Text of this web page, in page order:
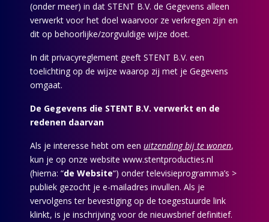
(onder meer) in dat STENT B.V. de Gegevens alleen
verwerkt voor het doel waarvoor ze verkregen zijn en
dit op behoorlijke/zorgvuldige wijze doet.
In dit privacyreglement geeft STENT B.V. een
toelichting op de wijze waarop zij met je Gegevens
omgaat.
De Gegevens die STENT B.V. verwerkt en de
redenen daarvan
Als je interesse hebt om een uitzending bij te wonen,
kun je op onze website www.stentproducties.nl
(hierna: “de Website“) onder televisieprogramma’s >
publiek gezocht je e-mailadres invullen. Als je
vervolgens ter bevestiging op de toegestuurde link
klinkt, is je inschrijving voor de nieuwsbrief definitief.